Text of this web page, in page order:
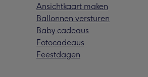
Ansichtkaart maken
Ballonnen versturen
Baby cadeaus
Fotocadeaus
Feestdagen